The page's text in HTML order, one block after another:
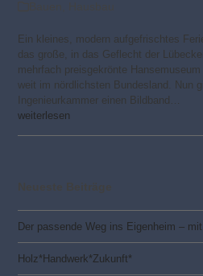
Ein kleines, modern aufgefrischtes
das große, in das Geflecht der
mehrfach preisgekrönte
weit im nördlichsten Bundesland. Nun
Ingenieurkammer einen Bildband…
weiterlesen
Der passende Weg ins Eigenheim –
Holz*Handwerk*Zukunft*